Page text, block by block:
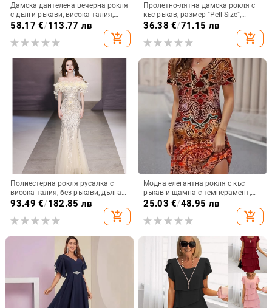
Дамска дантелена вечерна рокля
с дълги ръкави, висока талия,
принцес стил пола, дълга рокля
58.17 €/113.77 лв
add_shopping_cart
Пролетно-лятна дамска рокля с
къс ръкав, размер "Pell Size",
моден принт 2025, нова
европейска и американска рокля
с кръгло деколте и средна пола
36.38 €/71.15 лв
add_shopping_cart
Полиестерна рокля русалка с
висока талия, без ръкави, дълга
пола
93.49 €/182.85 лв
add_shopping_cart
Модна елегантна рокля с къс
ръкав и щампа с темперамент,
дамска нова рокля с къс ръкав,
25.03 €/48.95 лв
add_shopping_cart